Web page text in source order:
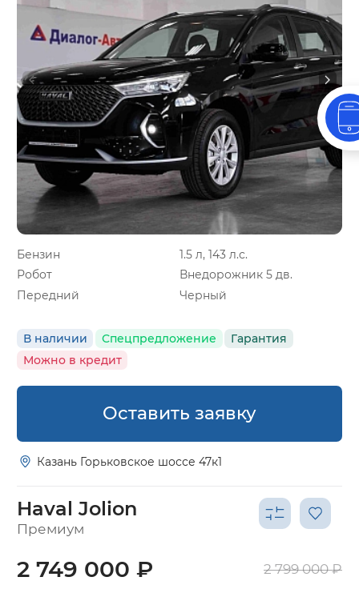
Бензин
1.5 л, 143 л.с.
Робот
Внедорожник 5 дв.
Передний
Черный
В наличии Спецпредложение
Гарантия
Можно в кредит
Оставить заявку
Казань Горьковское шоссе 47к1
Haval Jolion
Премиум
2 749 000 ₽ 2 799 000 ₽